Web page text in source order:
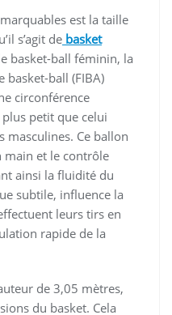
est la taille
s’agit de basket
basket-ball féminin, la
basket-ball (FIBA)
circonférence
petit que celui
masculines. Ce ballon
main et le contrôle
ainsi la fluidité du
subtile, influence la
leurs tirs en
rapide de la
de 3,05 mètres,
du basket. Cela